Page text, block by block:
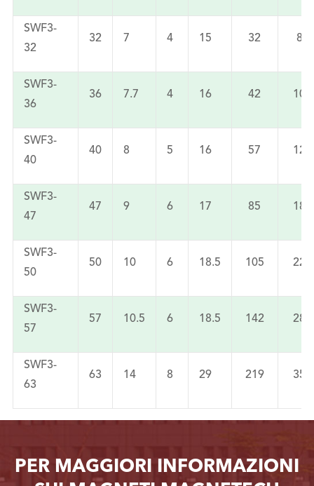
SWF3-
32
32 7 4 15 32 80
SWF3-
36
36 7.7 4 16 42 100
SWF3-
40
40 8 5 16 57 125
SWF3-
47
47 9 6 17 85 180
SWF3-
50
50 10 6 18.5 105 220
SWF3-
57
57 10.5 6 18.5 142 280
SWF3-
63
63 14 8 29 219 350
PER MAGGIORI INFORMAZIONI